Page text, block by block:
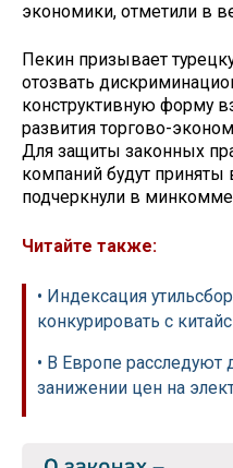
экономики, отметили в
Пекин призывает
отозвать
конструктивную форму
развития торгово-
Для защиты законных
компаний будут
подчеркнули в
Читайте также:
• Индексация
конкурировать с
• В Европе расследуют
занижении цен на